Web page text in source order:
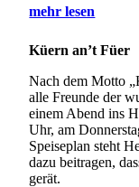
mehr lesen
Küern an’t Füer
Nach dem Motto
alle Freunde der
einem Abend ins
Uhr, am
Speiseplan steht
dazu beitragen,
gerät.